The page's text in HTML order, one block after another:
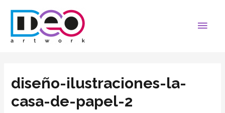
diseño-ilustraciones-la-
casa-de-papel-2